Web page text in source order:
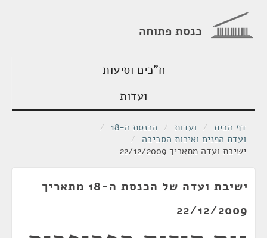
כנסת פתוחה
ח"כים וסיעות
ועדות
דף הבית / ועדות / הכנסת ה-18
/
ועדת הפנים ואיכות הסביבה /
ישיבת ועדה מתאריך 22/12/2009
ישיבת ועדה של הכנסת ה-18 מתאריך
22/12/2009